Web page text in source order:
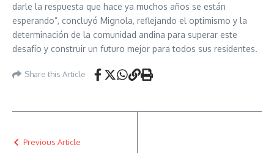
darle la respuesta que hace ya muchos años se están
esperando”, concluyó Mignola, reflejando el optimismo y la
determinación de la comunidad andina para superar este
desafío y construir un futuro mejor para todos sus residentes.
Share this Article
Previous Article